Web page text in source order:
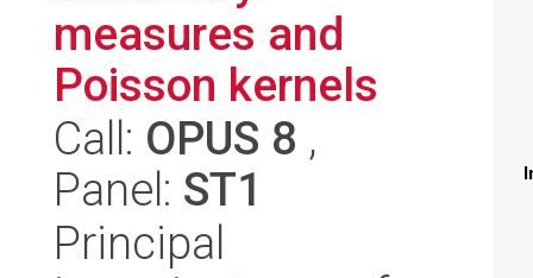
measures and
Poisson kernels
Call: OPUS 8 ,
Panel: ST1
Principal